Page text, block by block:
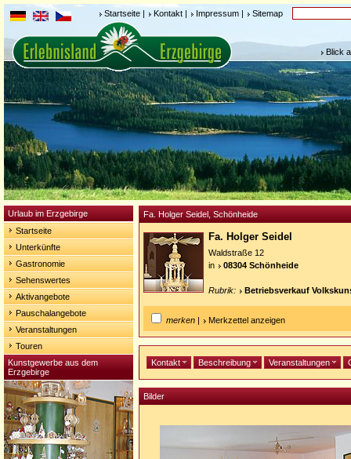
Startseite | Kontakt | Impressum | Sitemap
Blick
Urlaub im Erzgebirge
Startseite
Unterkünfte
Gastronomie
Sehenswertes
Aktivangebote
Pauschalangebote
Veranstaltungen
Touren
Kunstgewerbe aus dem
Erzgebirge
Fa. Holger Seidel, Schönheide
Fa. Holger Seidel
Waldstraße 12
in
08304 Schönheide
Rubrik: Betriebsverkauf
merken | Merkzettel anzeigen
Kontakt Beschreibung Veranstaltungen
Bilder